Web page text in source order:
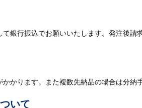
】データのご入稿後３週間程度で納品とな
在庫がある場合、3～5営業日程度で納品
て銀行振込でお願いいたします。発注後
かります。また複数先納品の場合は分納
いて